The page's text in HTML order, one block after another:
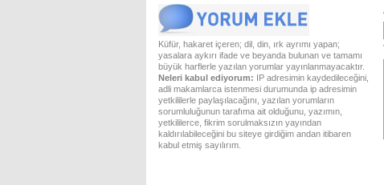
Küfür, hakaret içeren; dil, din, ırk ayrımı yapan;
yasalara aykırı ifade ve beyanda bulunan ve tamamı
büyük harflerle yazılan yorumlar yayınlanmayacaktır.
Neleri kabul ediyorum: IP adresimin kaydedileceğini,
adli makamlarca istenmesi durumunda ip adresimin
yetkililerle paylaşılacağını, yazılan yorumların
sorumluluğunun tarafıma ait olduğunu, yazımın,
yetkililerce, fikrim sorulmaksızın yayından
kaldırılabileceğini bu siteye girdiğim andan itibaren
kabul etmiş sayılırım.